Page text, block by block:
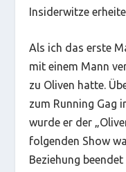
Insiderwitze
Als ich das erste
mit einem Mann
zu Oliven hatte.
zum Running Gag
wurde er der
folgenden Show
Beziehung